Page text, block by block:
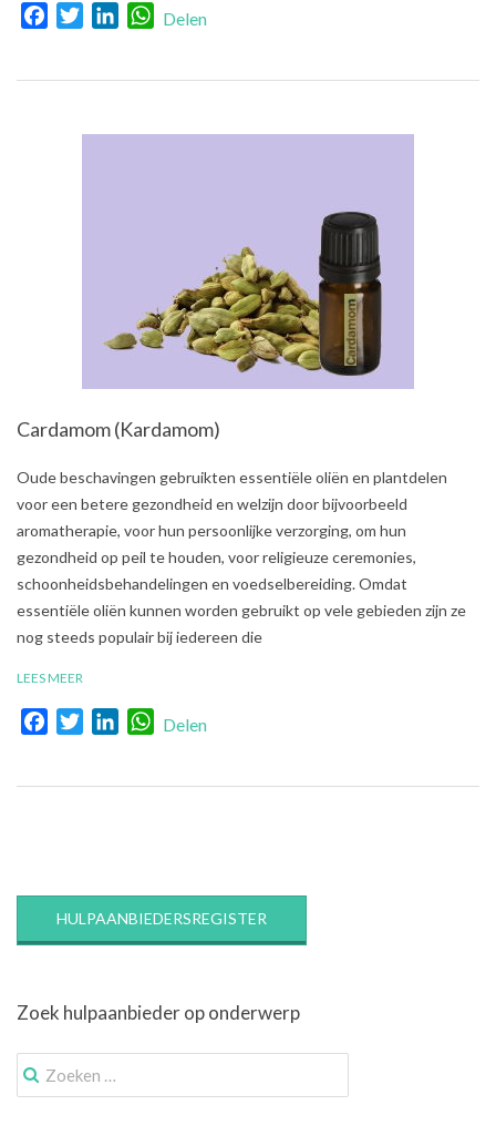
FacebookTwitterLinkedInWhatsApp
Delen
Cardamom (Kardamom)
2021-
Oude beschavingen gebruikten essentiële oliën en plantdelen
voor een betere gezondheid en welzijn door bijvoorbeeld
aromatherapie, voor hun persoonlijke verzorging, om hun
gezondheid op peil te houden, voor religieuze ceremonies,
schoonheidsbehandelingen en voedselbereiding. Omdat
essentiële oliën kunnen worden gebruikt op vele gebieden zijn ze
nog steeds populair bij iedereen die
LEES MEER
FacebookTwitterLinkedInWhatsApp
Delen
HULPAANBIEDERSREGISTER
Zoek hulpaanbieder op onderwerp
Zoek
naar: